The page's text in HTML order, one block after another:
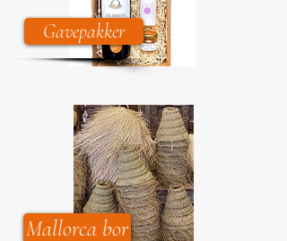
Gavepakker
Mallorca bor